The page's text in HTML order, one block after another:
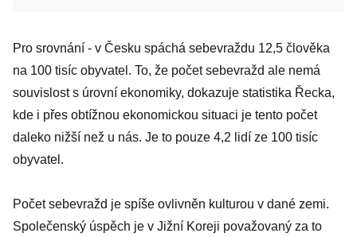
Pro srovnání - v Česku spáchá sebevraždu 12,5 člověka
na 100 tisíc obyvatel. To, že počet sebevražd ale nemá
souvislost s úrovní ekonomiky, dokazuje statistika Řecka,
kde i přes obtížnou ekonomickou situaci je tento počet
daleko nižší než u nás. Je to pouze 4,2 lidí ze 100 tisíc
obyvatel.
Počet sebevražd je spíše ovlivněn kulturou v dané zemi.
Společenský úspěch je v Jižní Koreji považovaný za to